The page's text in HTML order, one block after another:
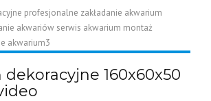
160x60x50